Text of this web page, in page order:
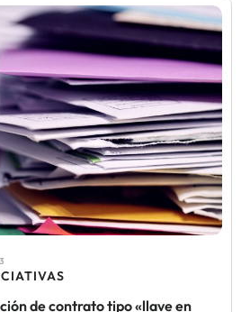
de contrato tipo «llave en